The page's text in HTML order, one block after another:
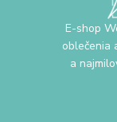
E-shop
oblečenia
a